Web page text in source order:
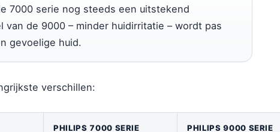
7000 serie nog steeds een uitstekend
de 9000 – minder huidirritatie – wordt pas
gevoelige huid.
verschillen:
PHILIPS 7000 SERIE PHILIPS 9000 SERIE